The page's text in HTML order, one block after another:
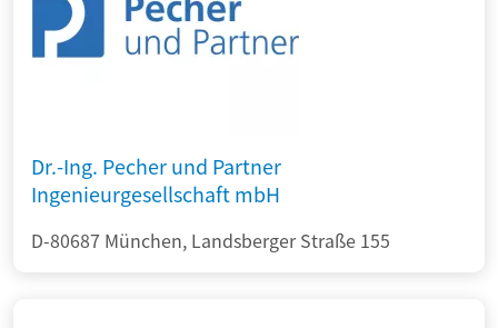
Dr.-Ing. Pecher und Partner
Ingenieurgesellschaft mbH
D-80687 München, Landsberger Straße 155